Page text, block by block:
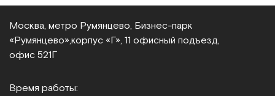
Москва, метро Румянцево, Бизнес‑парк
«Румянцево», корпус «Г», 11 офисный подъезд,
офис 521Г
Время работы: